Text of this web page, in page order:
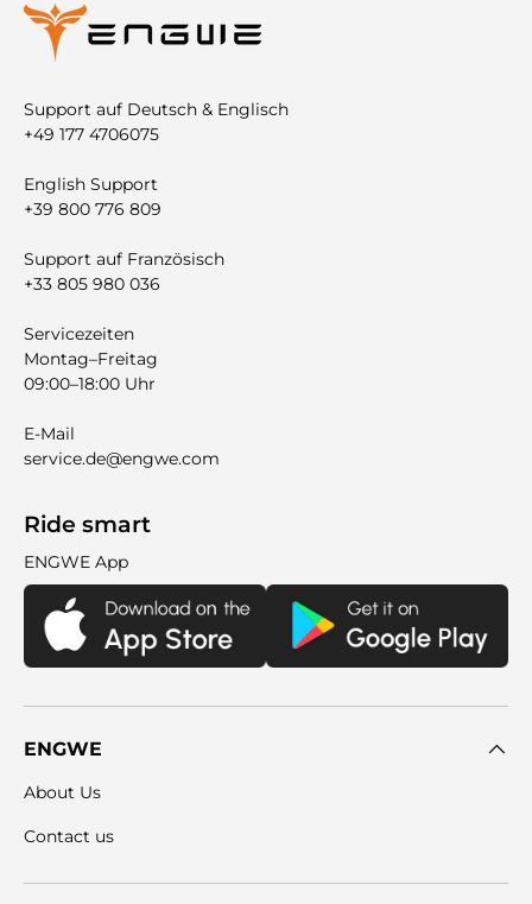
Support auf Deutsch & Englisch
+49 177 4706075
English Support
+39 800 776 809
Support auf Französisch
+33 805 980 036
Servicezeiten
Montag–Freitag
09:00–18:00 Uhr
E-Mail
service.de@engwe.com
Ride smart
ENGWE App
ENGWE
About Us
Contact us